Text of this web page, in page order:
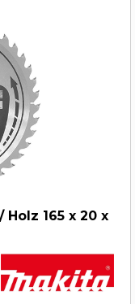
Holz 165 x 20 x